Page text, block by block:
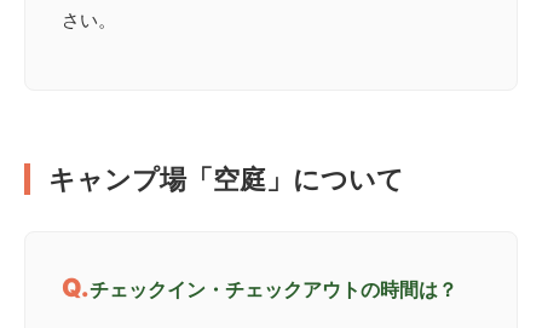
さい。
キャンプ場「空庭」について
チェックイン・チェックアウトの時間は？